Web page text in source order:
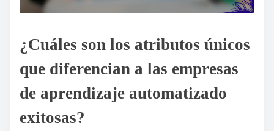
¿Cuáles son los atributos únicos
que diferencian a las empresas
de aprendizaje automatizado
exitosas?